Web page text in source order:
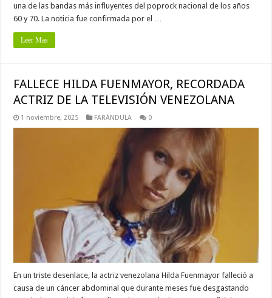
una de las bandas más influyentes del poprock nacional de los años
60 y 70. La noticia fue confirmada por el …
Leer Mas
FALLECE HILDA FUENMAYOR, RECORDADA
ACTRIZ DE LA TELEVISIÓN VENEZOLANA
1 noviembre, 2025 FARÁNDULA 0
En un triste desenlace, la actriz venezolana Hilda Fuenmayor falleció a
causa de un cáncer abdominal que durante meses fue desgastando